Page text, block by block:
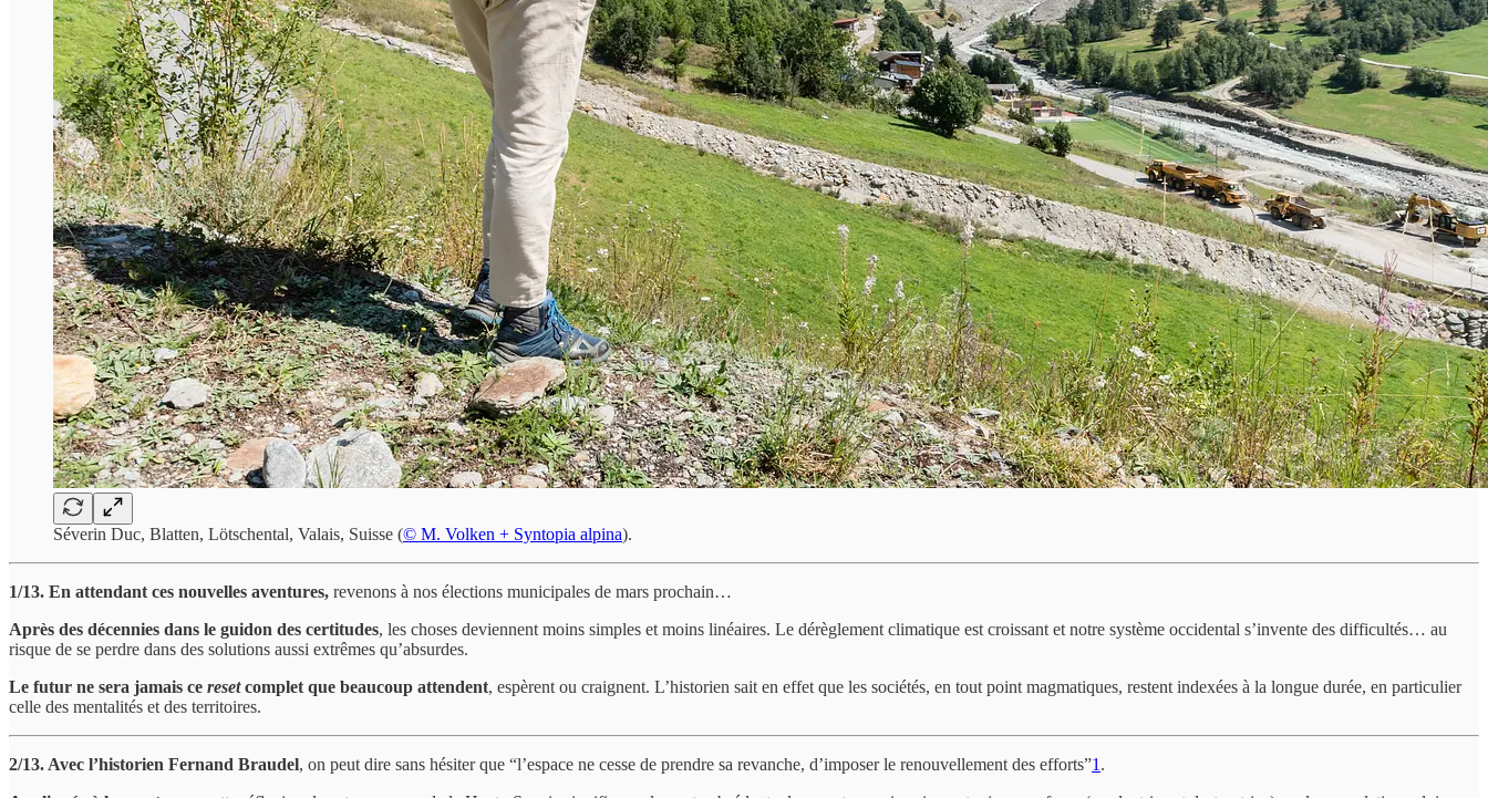
Séverin Duc, Blatten, Lötschental, Valais, Suisse (© M. Volken + Syntopia alpina).
1/13. En attendant ces nouvelles aventures, revenons à nos élections municipales de mars prochain…
Après des décennies dans le guidon des certitudes, les choses deviennent moins simples et moins linéaires. Le dérèglement climatique est croissant et notre système occidental s’invente des difficultés… au
risque de se perdre dans des solutions aussi extrêmes qu’absurdes.
Le futur ne sera jamais ce resetcomplet que beaucoup attendent, espèrent ou craignent. L’historien sait en effet que les sociétés, en tout point magmatiques, restent indexées à la longue durée, en particulier
celle des mentalités et des territoires.
2/13. Avec l’historien Fernand Braudel, on peut dire sans hésiter que “l’espace ne cesse de prendre sa revanche, d’imposer le renouvellement des efforts”1 .